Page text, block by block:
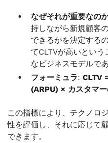
なぜそれが重要なの
持しながら新規顧客
できるかを決定する
てCLTVが高いとい
なビジネスモデルで
フォーミュラ: CLTV
(ARPU) × カスタマ
この指標により、テクノロ
性を評価し、それに応じて
できます。